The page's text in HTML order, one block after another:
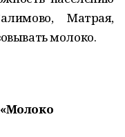
Матрая,
молоко.